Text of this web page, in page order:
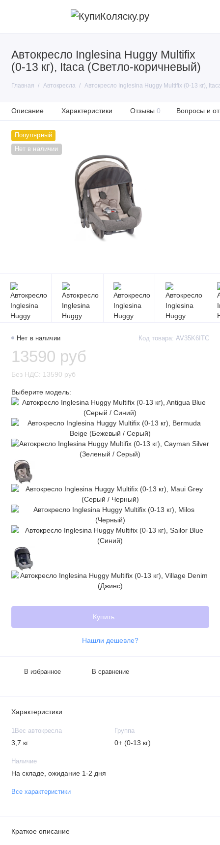
Автокресло Inglesina Huggy Multifix
(0-13 кг), Itaca (Светло-коричневый)
Главная Автокресла Автокресло Inglesina Huggy Multifix (0-13 кг),
Описание Характеристики Отзывы 0 Вопросы и
Популярный
Нет в наличии
Нет в наличии Код товара: AV35K6ITC
13590 руб
Без НДС: 13590 руб
Выберите модель:
Купить
Нашли дешевле?
В избранное В сравнение
Характеристики
1Вес автокресла
3,7 кг
Группа
0+ (0-13 кг)
Наличие
На складе, ожидание 1-2 дня
Все характеристики
Краткое описание